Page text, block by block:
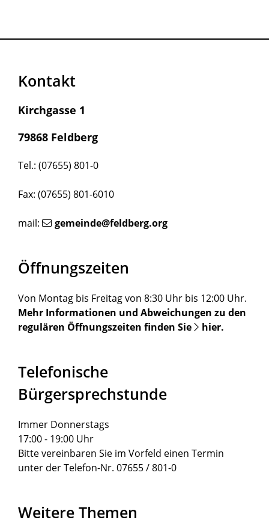
Kontakt
Kirchgasse 1
79868 Feldberg
Tel.: (07655) 801-0
Fax: (07655) 801-6010
mail: gemeinde@feldberg.org
Öffnungszeiten
Von Montag bis Freitag von 8:30 Uhr bis 12:00 Uhr.
Mehr Informationen und Abweichungen zu den
regulären Öffnungszeiten finden Sie
hier.
Telefonische
Bürgersprechstunde
Immer Donnerstags
17:00 - 19:00 Uhr
Bitte vereinbaren Sie im Vorfeld einen Termin
unter der Telefon-Nr. 07655 / 801-0
Weitere Themen